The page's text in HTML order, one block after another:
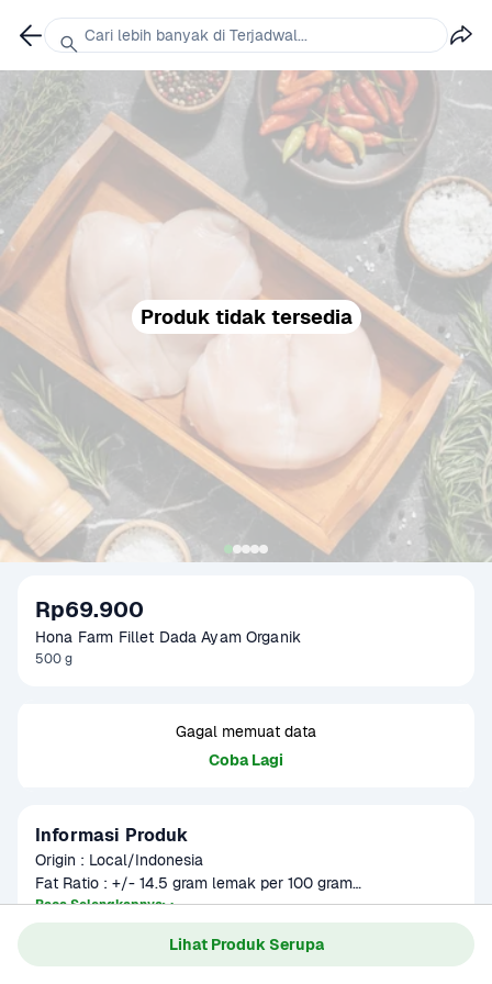
Lihat Produk Serupa
Produk tidak tersedia
Rp69.900
Hona Farm Fillet Dada Ayam Organik
500 g
Gagal memuat data
Coba Lagi
Informasi Produk
Origin : Local/Indonesia
Fat Ratio : +/- 14.5 gram lemak per 100 gram
Gramation : 250 gram & 500 gram
Glazing : 5-10%
Part : Boneless Breast skinless
Baca Selengkapnya
Kategori
Protein
4-9 bulan
Cari lebih banyak di Terjadwal...